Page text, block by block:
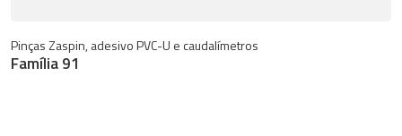
Pinças Zaspin, adesivo PVC-U e caudalímetros
Família 91